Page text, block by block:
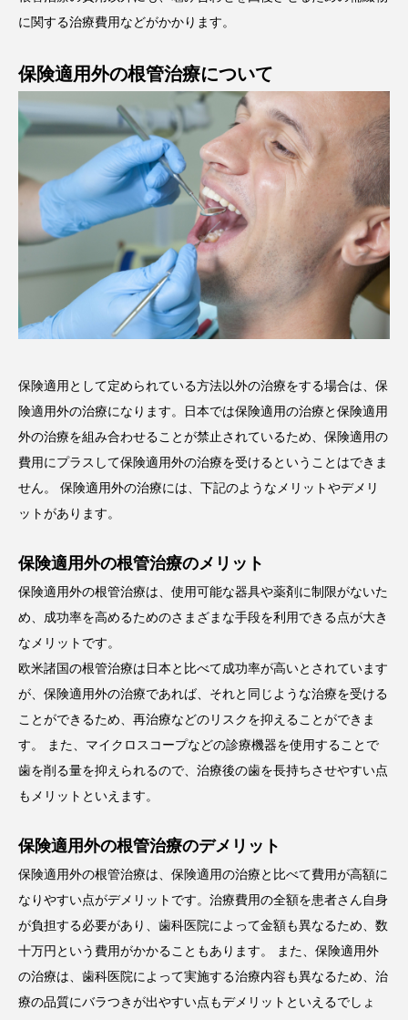
に関する治療費用などがかかります。
保険適用外の根管治療について
保険適用として定められている方法以外の治療をする場合は、保
険適用外の治療になります。日本では保険適用の治療と保険適用
外の治療を組み合わせることが禁止されているため、保険適用の
費用にプラスして保険適用外の治療を受けるということはできま
せん。 保険適用外の治療には、下記のようなメリットやデメリ
ットがあります。
保険適用外の根管治療のメリット
保険適用外の根管治療は、使用可能な器具や薬剤に制限がないた
め、成功率を高めるためのさまざまな手段を利用できる点が大き
なメリットです。
欧米諸国の根管治療は日本と比べて成功率が高いとされています
が、保険適用外の治療であれば、それと同じような治療を受ける
ことができるため、再治療などのリスクを抑えることができま
す。 また、マイクロスコープなどの診療機器を使用することで
歯を削る量を抑えられるので、治療後の歯を長持ちさせやすい点
もメリットといえます。
保険適用外の根管治療のデメリット
保険適用外の根管治療は、保険適用の治療と比べて費用が高額に
なりやすい点がデメリットです。治療費用の全額を患者さん自身
が負担する必要があり、歯科医院によって金額も異なるため、数
十万円という費用がかかることもあります。 また、保険適用外
の治療は、歯科医院によって実施する治療内容も異なるため、治
療の品質にバラつきが出やすい点もデメリットといえるでしょ